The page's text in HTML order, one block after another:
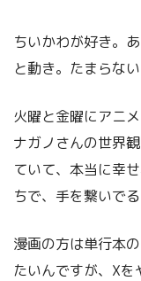
ちいかわが好き。
と動き。たまらない
火曜と金曜にアニ
ナガノさんの世界
ていて、本当に幸
ちで、手を繋いで
漫画の方は単行本
たいんですが、X